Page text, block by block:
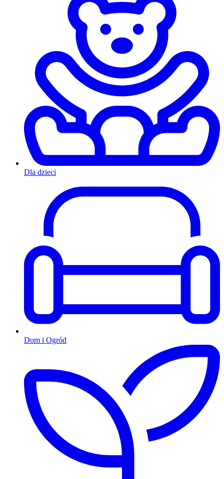
Dla dzieci
Dom i Ogród